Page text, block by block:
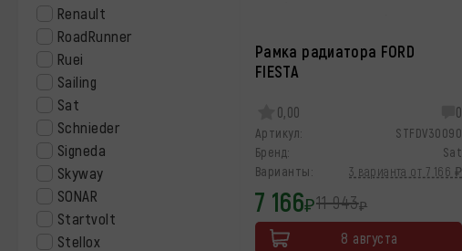
Renault
RoadRunner
Ruei
Sailing
Sat
Schnieder
Signeda
Skyway
SONAR
Startvolt
Stellox
Рамка радиатора FORD
FIESTA
0,00 0
Артикул:
STFDV30090
Бренд:
Sat
Варианты:
3 варианта от 7 166 ₽
7 166₽11 943₽
8 августа